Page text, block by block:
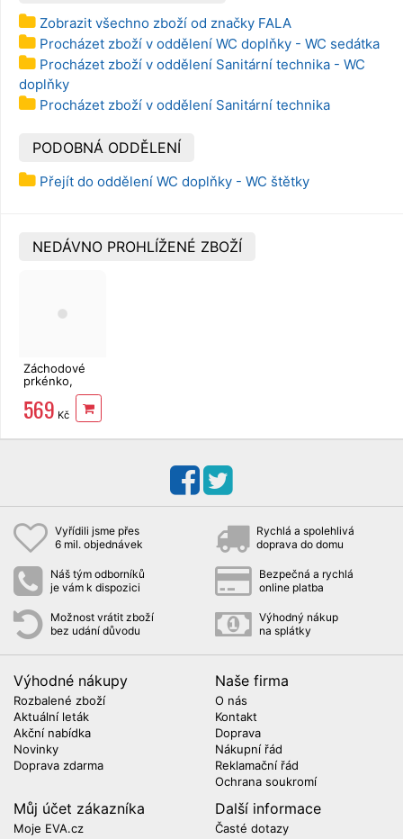
Zobrazit všechno zboží od značky FALA
Procházet zboží v oddělení WC doplňky - WC sedátka
Procházet zboží v oddělení Sanitární technika - WC
doplňky
Procházet zboží v oddělení Sanitární technika
PODOBNÁ ODDĚLENÍ
Přejít do oddělení WC doplňky - WC štětky
NEDÁVNO PROHLÍŽENÉ ZBOŽÍ
Záchodové
prkénko,
samosklápění,
soft close,
569 Kč
Vyřídili jsme přes
6 mil. objednávek
Rychlá a spolehlivá
doprava do domu
Náš tým odborníků
je vám k dispozici
Bezpečná a rychlá
online platba
Možnost vrátit zboží
bez udání důvodu
Výhodný nákup
na splátky
Výhodné nákupy
Rozbalené zboží
Aktuální leták
Akční nabídka
Novinky
Doprava zdarma
Naše firma
O nás
Kontakt
Doprava
Nákupní řád
Reklamační řád
Ochrana soukromí
Můj účet zákazníka
Moje EVA.cz
Další informace
Časté dotazy